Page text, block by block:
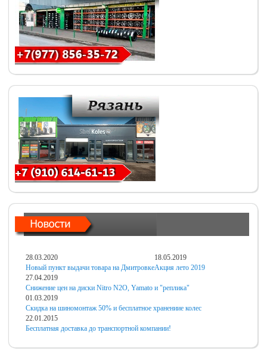
28.03.2020
Новый пункт выдачи товара на Дмитровке
18.05.2019
Акция лето 2019
27.04.2019
Снижение цен на диски Nitro N2O, Yamato и "реплика"
01.03.2019
Скидка на шиномонтаж 50% и бесплатное хранениие колес
22.01.2015
Бесплатная доставка до транспортной компании!